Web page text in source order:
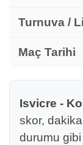
Turnuva /
Maç Tarihi
Isvicre -
skor,
durumu gibi